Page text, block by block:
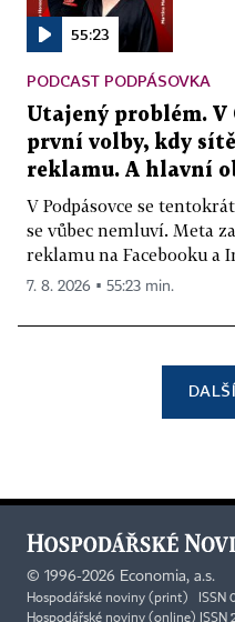
55:23
PODCAST PODPÁSOVKA
Utajený problém. V
první volby, kdy
reklamu. A hlavní
V Podpásovce se
se vůbec nemluví. Meta
reklamu na Facebooku a
7. 8. 2026 ▪ 55:23 min.
© 1996-2026 Economia, a.s.
Hospodářské noviny (print) ISSN
Hospodářské noviny (online) ISSN